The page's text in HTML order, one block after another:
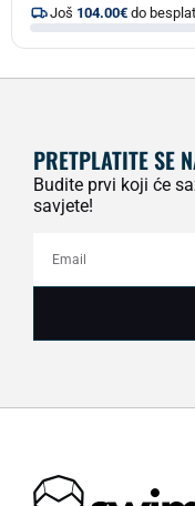
Još 104.00€ do
PRETPLATITE SE
Budite prvi koji će
savjete!